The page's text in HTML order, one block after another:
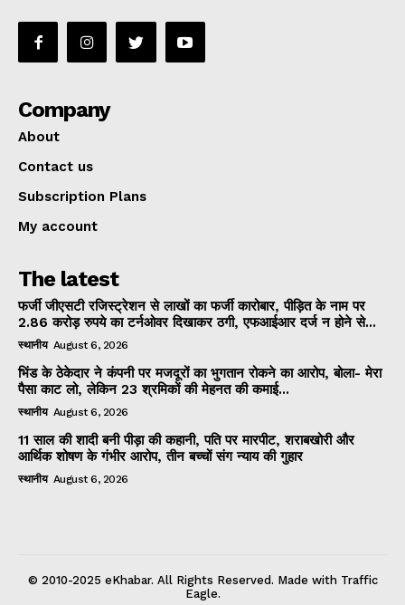
Company
About
Contact us
Subscription Plans
My account
The latest
फर्जी जीएसटी रजिस्ट्रेशन से लाखों का फर्जी कारोबार, पीड़ित के नाम पर
2.86 करोड़ रुपये का टर्नओवर दिखाकर ठगी, एफआईआर दर्ज न होने से...
स्थानीय August 6, 2026
भिंड के ठेकेदार ने कंपनी पर मजदूरों का भुगतान रोकने का आरोप, बोला- मेरा
पैसा काट लो, लेकिन 23 श्रमिकों की मेहनत की कमाई...
स्थानीय August 6, 2026
11 साल की शादी बनी पीड़ा की कहानी, पति पर मारपीट, शराबखोरी और
आर्थिक शोषण के गंभीर आरोप, तीन बच्चों संग न्याय की गुहार
स्थानीय August 6, 2026
© 2010-2025 eKhabar. All Rights Reserved. Made with Traffic
Eagle.